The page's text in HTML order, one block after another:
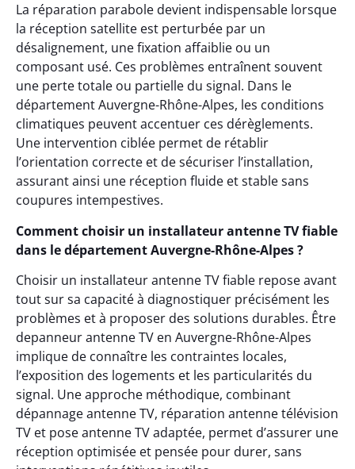
La réparation parabole devient indispensable lorsque
la réception satellite est perturbée par un
désalignement, une fixation affaiblie ou un
composant usé. Ces problèmes entraînent souvent
une perte totale ou partielle du signal. Dans le
département Auvergne-Rhône-Alpes, les conditions
climatiques peuvent accentuer ces dérèglements.
Une intervention ciblée permet de rétablir
l’orientation correcte et de sécuriser l’installation,
assurant ainsi une réception fluide et stable sans
coupures intempestives.
Comment choisir un installateur antenne TV fiable
dans le département Auvergne-Rhône-Alpes ?
Choisir un installateur antenne TV fiable repose avant
tout sur sa capacité à diagnostiquer précisément les
problèmes et à proposer des solutions durables. Être
depanneur antenne TV en Auvergne-Rhône-Alpes
implique de connaître les contraintes locales,
l’exposition des logements et les particularités du
signal. Une approche méthodique, combinant
dépannage antenne TV, réparation antenne télévision
TV et pose antenne TV adaptée, permet d’assurer une
réception optimisée et pensée pour durer, sans